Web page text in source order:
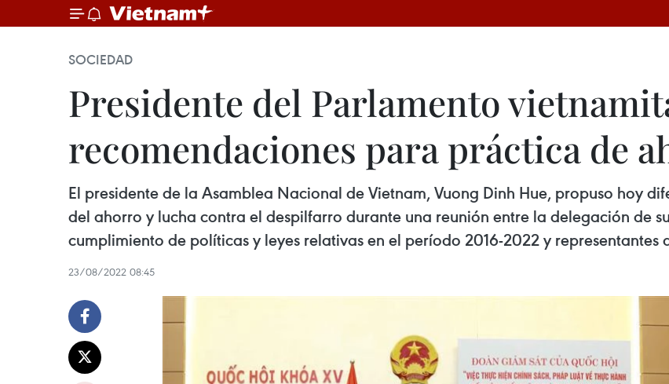
SOCIEDAD
Presidente del Parlamento
recomendaciones para práctica de
El presidente de la Asamblea Nacional de Vietnam, Vuong Dinh Hue, propuso hoy
del ahorro y lucha contra el despilfarro durante una reunión entre la delegación de
cumplimiento de políticas y leyes relativas en el período 2016-2022 y representantes
23/08/2022 08:45